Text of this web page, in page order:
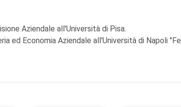
Aziendale all'Università di Pisa.
ed Economia Aziendale all'Università di Napoli